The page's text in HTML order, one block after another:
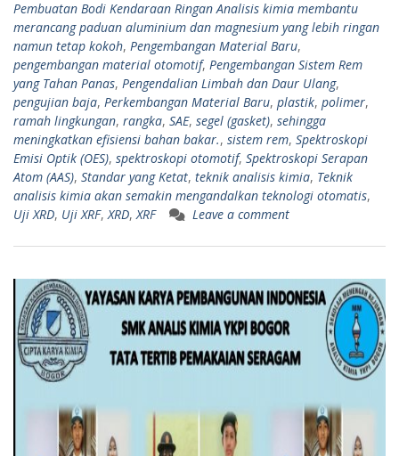
Pembuatan Bodi Kendaraan Ringan Analisis kimia membantu
merancang paduan aluminium dan magnesium yang lebih ringan
namun tetap kokoh, Pengembangan Material Baru,
pengembangan material otomotif, Pengembangan Sistem Rem
yang Tahan Panas, Pengendalian Limbah dan Daur Ulang,
pengujian baja, Perkembangan Material Baru, plastik, polimer,
ramah lingkungan, rangka, SAE, segel (gasket), sehingga
meningkatkan efisiensi bahan bakar., sistem rem, Spektroskopi
Emisi Optik (OES), spektroskopi otomotif, Spektroskopi Serapan
Atom (AAS), Standar yang Ketat, teknik analisis kimia, Teknik
analisis kimia akan semakin mengandalkan teknologi otomatis,
Uji XRD, Uji XRF, XRD, XRF Leave a comment